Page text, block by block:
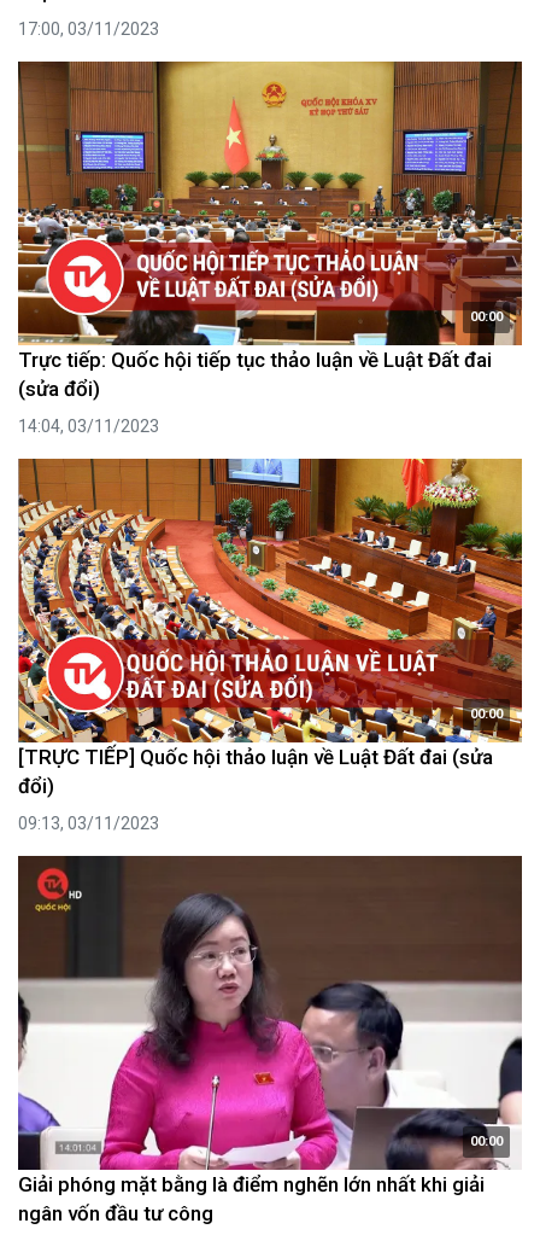
17:00, 03/11/2023
00:00
Trực tiếp: Quốc hội tiếp tục thảo luận về Luật Đất đai
(sửa đổi)
14:04, 03/11/2023
00:00
[TRỰC TIẾP] Quốc hội thảo luận về Luật Đất đai (sửa
đổi)
09:13, 03/11/2023
00:00
Giải phóng mặt bằng là điểm nghẽn lớn nhất khi giải
ngân vốn đầu tư công